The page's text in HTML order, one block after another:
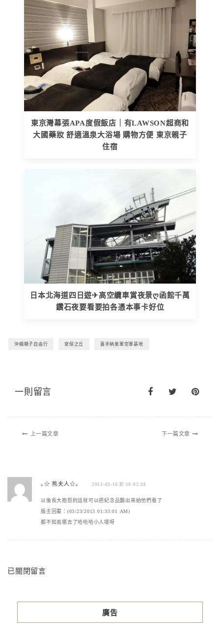
東京灣幕張APA度假飯店｜有LAWSON超商和
大國藥妝 舒適溫泉大浴場 購物方便 東京親子
住宿
日本北海道四日遊✈高空纜車賞夜景ღ函館千萬
鑽石夜要看要拍各憑本事卡好位
沖繩親子自由行 安保之丘 嘉手納美軍空軍基地
一則留言
上一篇文章 下一篇文章
｡☆ 熊夫人☆｡ 2013-03-16 於 19:02:38
以後長大抱怨的話就可以把紀念品翻出來給他們看了
版主回覆：(03/23/2013 01:33:01 AM)
都不知丟哪去了哈哈哈小人壞呀
已關閉留言
廣告